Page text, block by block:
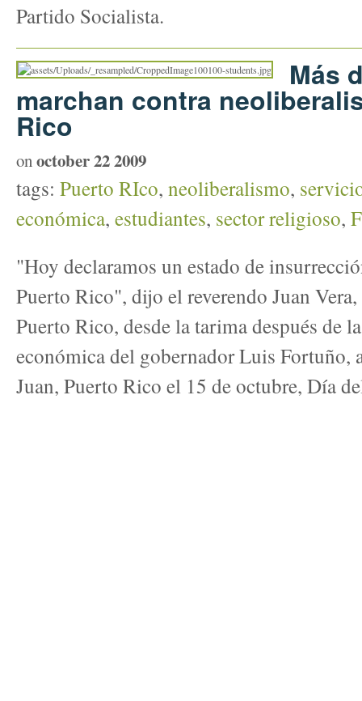
Partido Socialista.
Más
marchan contra
Rico
onoctober 22 2009
tags: Puerto RIco, neoliberalismo,
económica, estudiantes, sector religioso,
"Hoy declaramos un estado de
Puerto Rico", dijo el reverendo Juan
Puerto Rico, desde la tarima después de
económica del gobernador Luis Fortuño,
Juan, Puerto Rico el 15 de octubre, Día